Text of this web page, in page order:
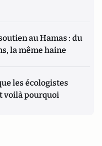
au Hamas : du
la même haine
les écologistes
voilà pourquoi